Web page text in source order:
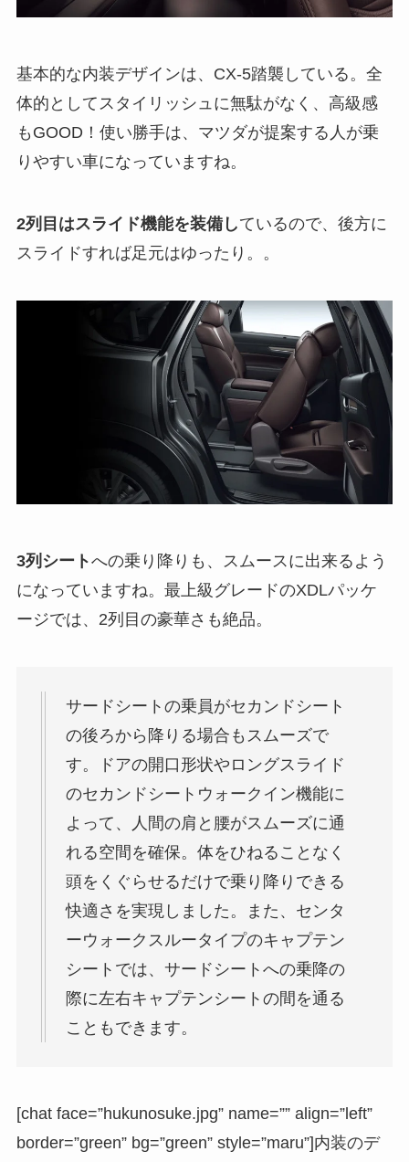
基本的な内装デザインは、CX-5踏襲している。全
体的としてスタイリッシュに無駄がなく、高級感
もGOOD！使い勝手は、マツダが提案する人が乗
りやすい車になっていますね。
2列目はスライド機能を装備しているので、後方に
スライドすれば足元はゆったり。。
3列シートへの乗り降りも、スムースに出来るよう
になっていますね。 最上級グレードのXDLパッケ
ージでは、2列目の豪華さも絶品。
サードシートの乗員がセカンドシート
の後ろから降りる場合もスムーズで
す。ドアの開口形状やロングスライド
のセカンドシートウォークイン機能に
よって、人間の肩と腰がスムーズに通
れる空間を確保。体をひねることなく
頭をくぐらせるだけで乗り降りできる
快適さを実現しました。また、センタ
ーウォークスルータイプのキャプテン
シートでは、サードシートへの乗降の
際に左右キャプテンシートの間を通る
こともできます。
[chat face=”hukunosuke.jpg” name=”” align=”left”
border=”green” bg=”green” style=”maru”]内装のデ